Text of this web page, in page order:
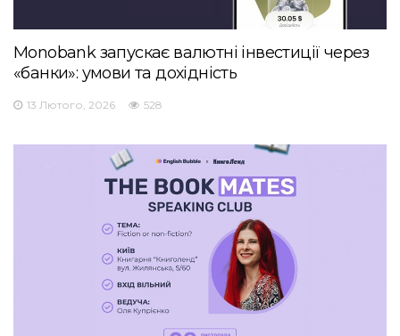
Monobank запускає валютні інвестиції через
«банки»: умови та дохідність
13 Лютого, 2026 528